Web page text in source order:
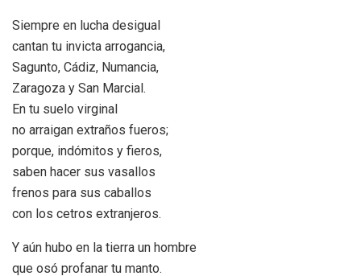
Siempre en lucha desigual
cantan tu invicta arrogancia,
Sagunto, Cádiz, Numancia,
Zaragoza y San Marcial.
En tu suelo virginal
no arraigan extraños fueros;
porque, indómitos y fieros,
saben hacer sus vasallos
frenos para sus caballos
con los cetros extranjeros.
Y aún hubo en la tierra un hombre
que osó profanar tu manto.